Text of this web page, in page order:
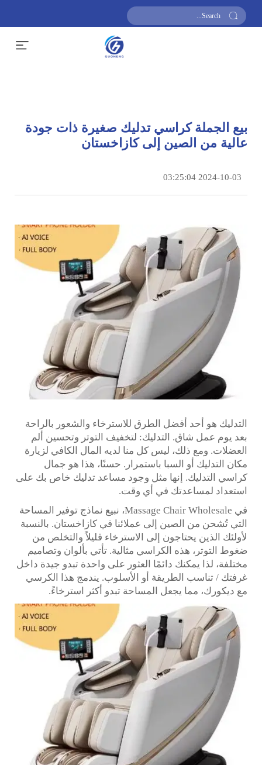
بيع الجملة كراسي تدليك صغيرة ذات جودة
عالية من الصين إلى كازاخستان
2024-10-03 03:25:04
التدليك هو أحد أفضل الطرق للاسترخاء والشعور بالراحة
بعد يوم عمل شاق. التدليك: لتخفيف التوتر وتحسين ألم
العضلات. ومع ذلك، ليس كل منا لديه المال الكافي لزيارة
مكان التدليك أو السبا باستمرار. حسنًا، هذا هو جمال
كراسي التدليك. إنها مثل وجود مساعد تدليك خاص بك على
استعداد لمساعدتك في أي وقت.
في Massage Chair Wholesale، نبيع نماذج توفير المساحة
التي تُشحن من الصين إلى عملائنا في كازاخستان. بالنسبة
لأولئك الذين يحتاجون إلى الاسترخاء قليلاً والتخلص من
ضغوط التوتر، هذه الكراسي مثالية. تأتي بألوان وتصاميم
مختلفة، لذا يمكنك دائمًا العثور على واحدة تبدو جيدة داخل
غرفتك / تناسب الطريقة أو الأسلوب. يندمج هذا الكرسي
مع ديكورك، مما يجعل المساحة تبدو أكثر استرخاءً.